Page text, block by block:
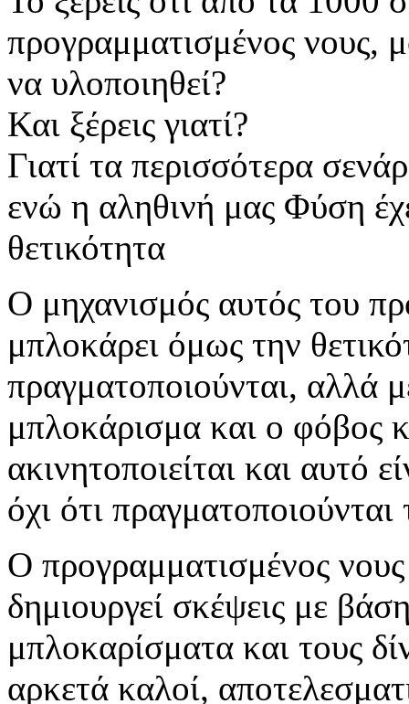
προγραμματισμένος νους,
να υλοποιηθεί?
Και ξέρεις γιατί?
Γιατί τα περισσότερα
ενώ η αληθινή μας Φύση
θετικότητα
Ο μηχανισμός αυτός του
μπλοκάρει όμως την
πραγματοποιούνται, αλλά
μπλοκάρισμα και ο φόβος
ακινητοποιείται και αυτό
όχι ότι
Ο προγραμματισμένος
δημιουργεί σκέψεις με
μπλοκαρίσματα και τους
αρκετά καλοί,